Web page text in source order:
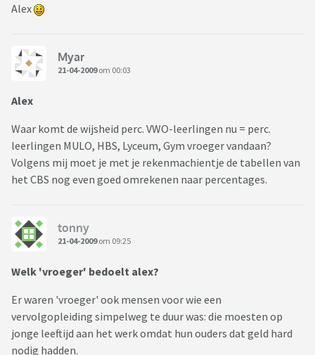
Alex
Myar
21-04-2009om 00:03
Alex
Waar komt de wijsheid perc. VWO-leerlingen nu = perc.
leerlingen MULO, HBS, Lyceum, Gym vroeger vandaan?
Volgens mij moet je met je rekenmachientje de tabellen van
het CBS nog even goed omrekenen naar percentages.
tonny
21-04-2009om 09:25
Welk 'vroeger' bedoelt alex?
Er waren 'vroeger' ook mensen voor wie een
vervolgopleiding simpelweg te duur was: die moesten op
jonge leeftijd aan het werk omdat hun ouders dat geld hard
nodig hadden.